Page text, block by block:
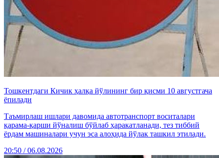
Тошкентдаги Кичик ҳалқа йўлининг бир қисми 10 августгача
ёпилади
Таъмирлаш ишлари давомида автотранспорт воситалари
қарама-қарши йўналиш бўйлаб ҳаракатланади, тез тиббий
ёрдам машиналари учун эса алоҳида йўлак ташкил этилади.
20:50 / 06.08.2026